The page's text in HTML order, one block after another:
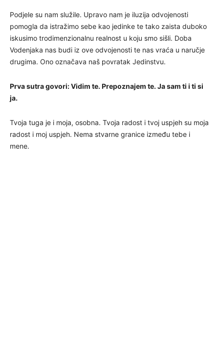
Podjele su nam služile. Upravo nam je iluzija odvojenosti
pomogla da istražimo sebe kao jedinke te tako zaista duboko
iskusimo trodimenzionalnu realnost u koju smo sišli. Doba
Vodenjaka nas budi iz ove odvojenosti te nas vraća u naručje
drugima. Ono označava naš povratak Jedinstvu.
Prva sutra govori: Vidim te. Prepoznajem te. Ja sam ti i ti si
ja.
Tvoja tuga je i moja, osobna. Tvoja radost i tvoj uspjeh su moja
radost i moj uspjeh. Nema stvarne granice između tebe i
mene.